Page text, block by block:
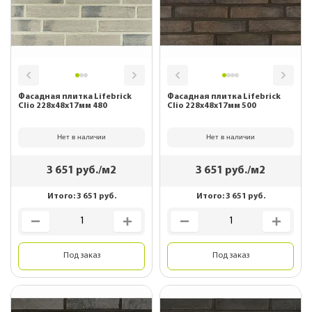
Фасадная плитка Lifebrick
Clio 228х48х17мм 480
Нет в наличии
3 651 руб./м2
Итого:3 651 руб.
Под заказ
Фасадная плитка Lifebrick
Clio 228х48х17мм 500
Нет в наличии
3 651 руб./м2
Итого:3 651 руб.
Под заказ